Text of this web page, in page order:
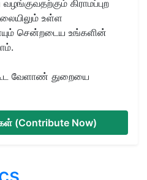
கிராமப்புற
உள்ள
சென்றடைய உங்களின்
வேளாண் துறையை
(Contribute Now)